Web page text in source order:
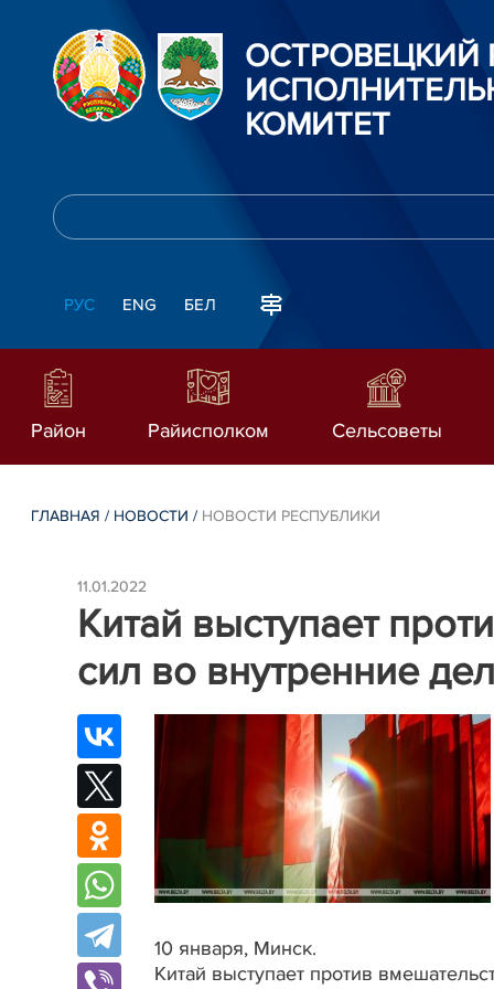
КОМИТЕТ
РУС ENG БЕЛ
Район Райисполком Сельсоветы
ГЛАВНАЯ / НОВОСТИ / НОВОСТИ РЕСПУБЛИКИ
11.01.2022
Китай выступает
сил во внутренние
10 января, Минск.
Китай выступает против